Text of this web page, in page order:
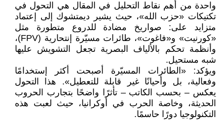
واحدة من أهم نقاط التحليل في المقال هي التحول في
تكتيكات «حزب الله»، حيث يشير ديمتشوك إلى إعتماد
متزايد على: صواريخ مضادة للدروع متطورة مثل
«كورنيت» و«فاغوت»، طائرات مسيّرة إنتحارية (FPV)،
وأنظمة تحكم بالألياف البصرية تجعل التشويش عليها
شبه مستحيل.
ويؤكد: «الطائرات المسيّرة أصبحت أكثر إستخدامًا
وفعالية، بل وأحيانًا غير قابلة للتعطيل». هذا التحول
يعكس – بحسب الكاتب – تأثرًا واضحًا بتجارب الحروب
الحديثة، وخاصة الحرب في أوكرانيا، حيث لعبت هذه
التكنولوجيا دورًا حاسمًا.